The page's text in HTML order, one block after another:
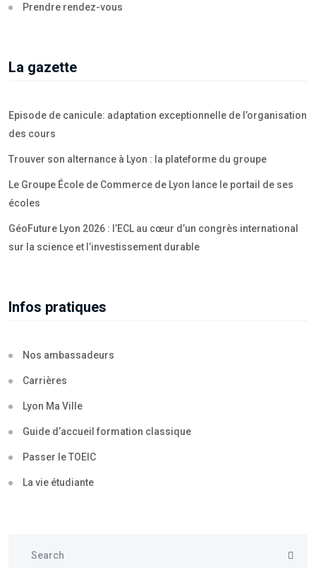
Prendre rendez-vous
La gazette
Episode de canicule: adaptation exceptionnelle de l’organisation
des cours
Trouver son alternance à Lyon : la plateforme du groupe
Le Groupe École de Commerce de Lyon lance le portail de ses
écoles
GéoFuture Lyon 2026 : l’ECL au cœur d’un congrès international
sur la science et l’investissement durable
Infos pratiques
Nos ambassadeurs
Carrières
Lyon Ma Ville
Guide d’accueil formation classique
Passer le TOEIC
La vie étudiante